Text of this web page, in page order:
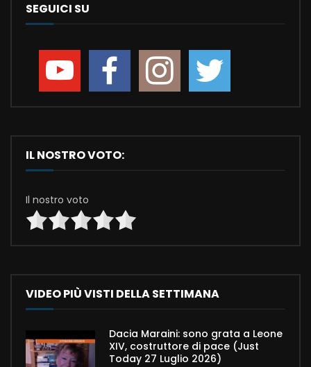
SEGUICI SU
IL NOSTRO VOTO:
Il nostro voto
VIDEO PIÙ VISTI DELLA SETTIMANA
Dacia Maraini: sono grata a Leone
XIV, costruttore di pace (Just
Today 27 Luglio 2026)